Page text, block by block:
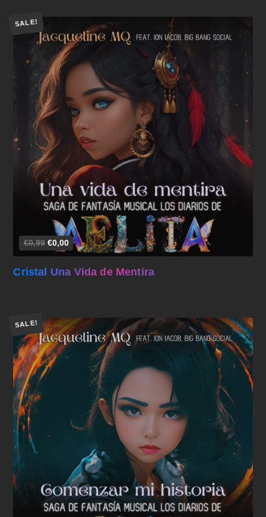
SALE!
€0,99 €0,00
Añadir al carrito
Cristal Una Vida de Mentira
SALE!
Añadir al carrito